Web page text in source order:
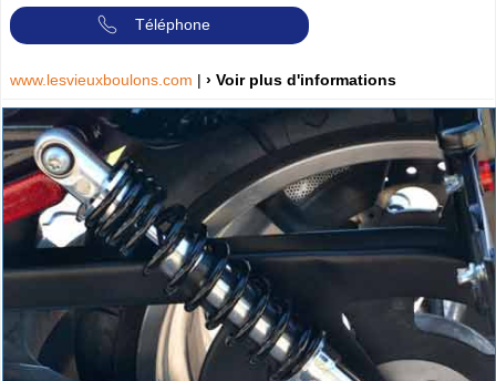
Téléphone
www.lesvieuxboulons.com | › Voir plus d'informations